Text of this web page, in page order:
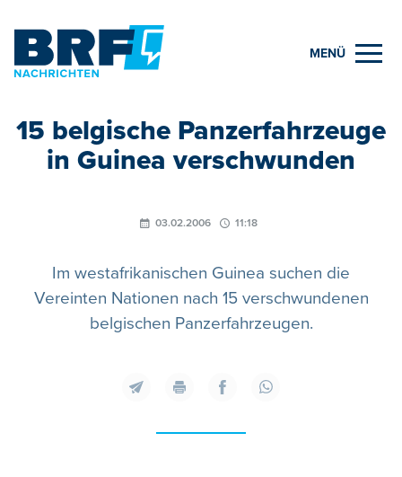
MENÜ
15 belgische Panzerfahrzeuge
in Guinea verschwunden
03.02.2006 11:18
Im westafrikanischen Guinea suchen die
Vereinten Nationen nach 15 verschwundenen
belgischen Panzerfahrzeugen.